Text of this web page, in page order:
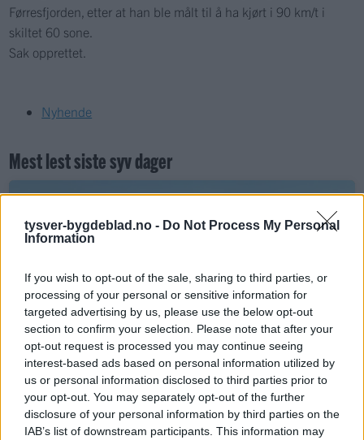
tysver-bygdeblad.no - Do Not Process My Personal
Information
If you wish to opt-out of the sale, sharing to third parties, or
processing of your personal or sensitive information for
targeted advertising by us, please use the below opt-out
section to confirm your selection. Please note that after your
opt-out request is processed you may continue seeing
interest-based ads based on personal information utilized by
us or personal information disclosed to third parties prior to
your opt-out. You may separately opt-out of the further
disclosure of your personal information by third parties on the
IAB’s list of downstream participants. This information may
Førresfjorden, etter at han ble målt til å ha kjørt i 90 km/t i
skiltet 60 sone.
Sak opprettet.
Nyhende
Mest lest siste syv dager
Sommerpraten
– Finner roen på hytta
ABONNEMENT